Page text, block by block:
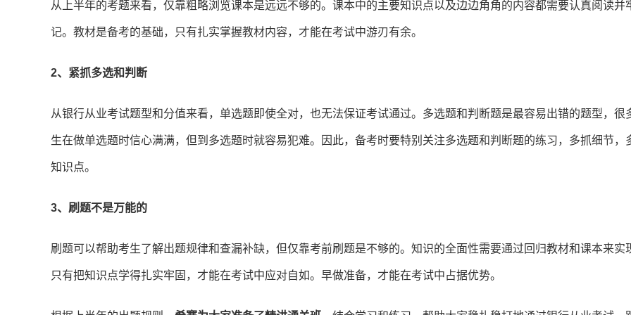
从上半年的考题来看，仅靠粗略浏览课本是远远不够的。课本中的主要知识点以及边边角角的内容都需要认真阅读并
记。教材是备考的基础，只有扎实掌握教材内容，才能在考试中游刃有余。
2、紧抓多选和判断
从银行从业考试题型和分值来看，单选题即使全对，也无法保证考试通过。多选题和判断题是最容易出错的题型，很
生在做单选题时信心满满，但到多选题时就容易犯难。因此，备考时要特别关注多选题和判断题的练习，多抓细节，
知识点。
3、刷题不是万能的
刷题可以帮助考生了解出题规律和查漏补缺，但仅靠考前刷题是不够的。知识的全面性需要通过回归教材和课本来实
只有把知识点学得扎实牢固，才能在考试中应对自如。早做准备，才能在考试中占据优势。